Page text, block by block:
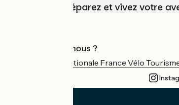
Choisissez, préparez et vivez votre
Qui sommes-nous ?
L'association nationale France Vélo